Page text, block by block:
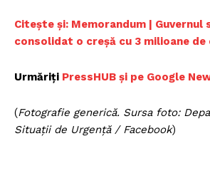
Citește și: Memorandum | Guvernul
consolidat o creșă cu 3 milioane de
Urmăriți PressHUB și pe Google
(Fotografie generică. Sursa foto:
Situații de Urgență / Facebook)